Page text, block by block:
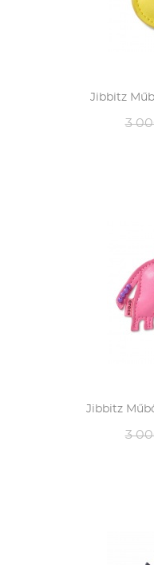
Jibbitz
3
Jibbitz
3